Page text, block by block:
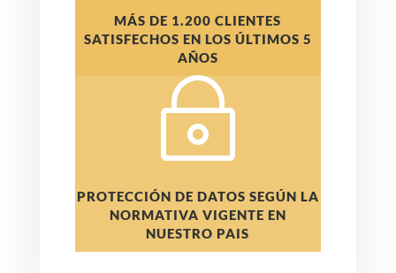
MÁS DE 1.200 CLIENTES
SATISFECHOS EN LOS ÚLTIMOS 5
AÑOS
~
PROTECCIÓN DE DATOS SEGÚN LA
NORMATIVA VIGENTE EN
NUESTRO PAIS